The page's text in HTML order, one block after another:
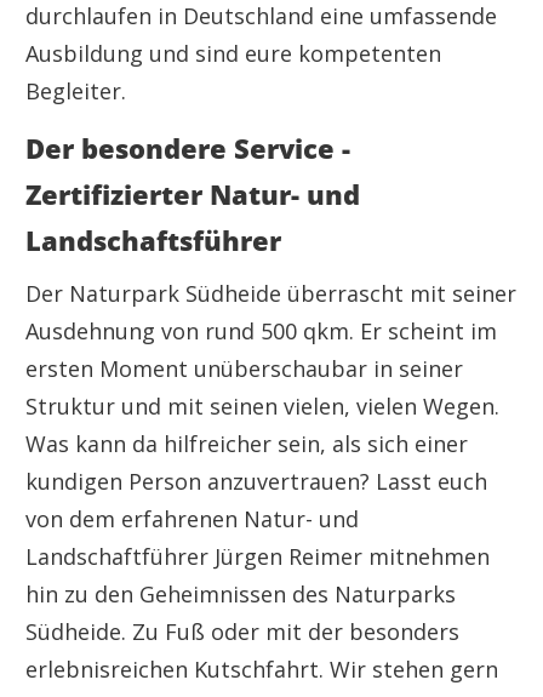
durchlaufen in Deutschland eine umfassende
Ausbildung und sind eure kompetenten
Begleiter.
Der besondere Service -
Zertifizierter Natur- und
Landschaftsführer
Der Naturpark Südheide überrascht mit seiner
Ausdehnung von rund 500 qkm. Er scheint im
ersten Moment unüberschaubar in seiner
Struktur und mit seinen vielen, vielen Wegen.
Was kann da hilfreicher sein, als sich einer
kundigen Person anzuvertrauen? Lasst euch
von dem erfahrenen Natur- und
Landschaftführer Jürgen Reimer mitnehmen
hin zu den Geheimnissen des Naturparks
Südheide. Zu Fuß oder mit der besonders
erlebnisreichen Kutschfahrt. Wir stehen gern